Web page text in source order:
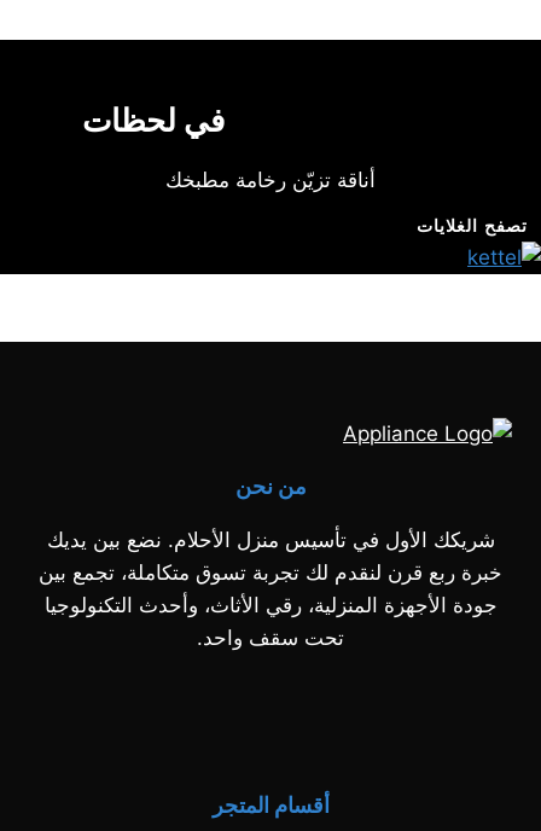
في لحظات
أناقة تزيّن رخامة مطبخك
تصفح الغلايات
من نحن
شريكك الأول في تأسيس منزل الأحلام. نضع بين يديك
خبرة ربع قرن لنقدم لك تجربة تسوق متكاملة، تجمع بين
جودة الأجهزة المنزلية، رقي الأثاث، وأحدث التكنولوجيا
تحت سقف واحد.
أقسام المتجر